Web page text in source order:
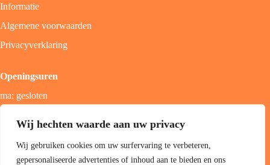
Wij hechten waarde aan uw privacy
Wij gebruiken cookies om uw surfervaring te verbeteren,
gepersonaliseerde advertenties of inhoud aan te bieden en ons
Informatie
Algemene voorwaarden
Privacyverklaring
Openingsuren
ma: gesloten
zon; gesloten